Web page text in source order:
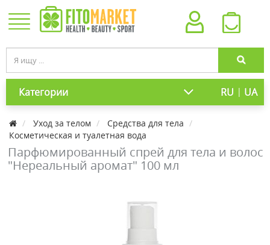
Категории RU | UA
Уход за телом
Средства для тела
Косметическая и туалетная вода
Парфюмированный спрей для тела и волос
"Нереальный аромат" 100 мл